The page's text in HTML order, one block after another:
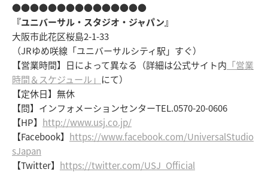
●●●●●●●●●●●●●●●
『ユニバーサル・スタジオ・ジャパン』
大阪市此花区桜島2-1-33
（JRゆめ咲線「ユニバーサルシティ駅」すぐ）
【営業時間】日によって異なる（詳細は公式サイト内 「営業
時間＆スケジュール」 にて）
【定休日】無休
【問】インフォメーションセンターTEL.0570-20-0606
【HP】 http://www.usj.co.jp/
【Facebook】 https://www.facebook.com/UniversalStudio
sJapan
【Twitter】 https://twitter.com/USJ_Official